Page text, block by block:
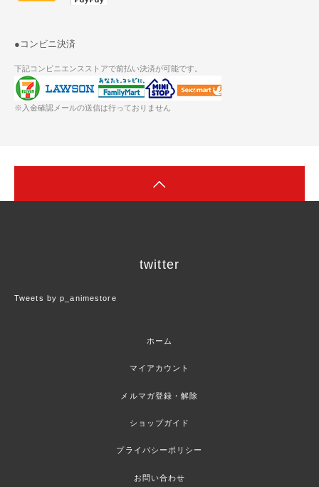
●コンビニ決済
下記コンビニエンスストアで前払い決済が可能です。
※入金確認メールの送信は行っておりません
twitter
Tweets by p_animestore
ホーム
マイアカウント
メルマガ登録・解除
ショップガイド
プライバシーポリシー
お問い合わせ